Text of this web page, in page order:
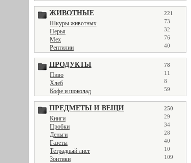
ЖИВОТНЫЕ 221
Шкуры животных 73
Перья 32
Мех 76
Рептилии 40
ПРОДУКТЫ 78
Пиво 11
Хлеб 8
Кофе и шоколад 59
ПРЕДМЕТЫ И ВЕЩИ 250
Книги 29
Пробки 34
Деньги 28
Газеты 40
Тетрадный лист 10
Зонтики 109